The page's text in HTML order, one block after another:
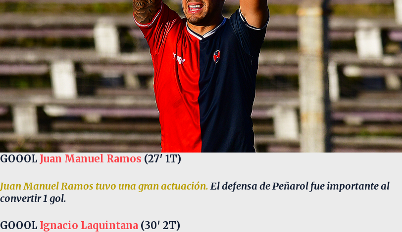
GOOOL Juan Manuel Ramos (27′ 1T)
Juan Manuel Ramos tuvo una gran actuación. El defensa de Peñarol fue importante al
convertir 1 gol.
GOOOL Ignacio Laquintana (30′ 2T)